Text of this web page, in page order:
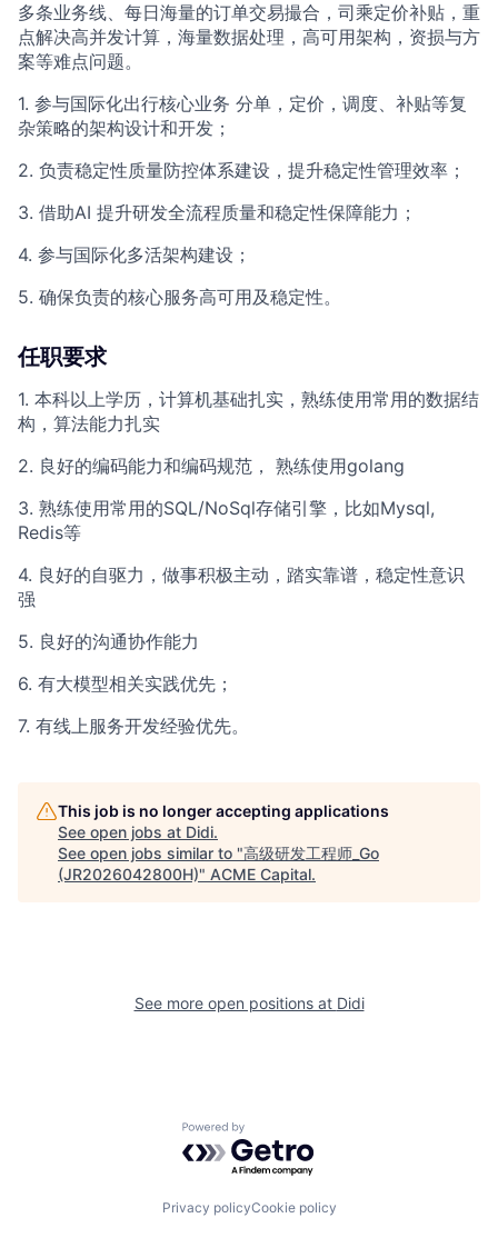
多条业务线、每日海量的订单交易撮合，司乘定价补贴，重
点解决高并发计算，海量数据处理，高可用架构，资损与方
案等难点问题。
1. 参与国际化出行核心业务 分单，定价，调度、补贴等复
杂策略的架构设计和开发；
2. 负责稳定性质量防控体系建设，提升稳定性管理效率；
3. 借助AI 提升研发全流程质量和稳定性保障能力；
4. 参与国际化多活架构建设；
5. 确保负责的核心服务高可用及稳定性。
任职要求
1. 本科以上学历，计算机基础扎实，熟练使用常用的数据结
构，算法能力扎实
2. 良好的编码能力和编码规范， 熟练使用golang
3. 熟练使用常用的SQL/NoSql存储引擎，比如Mysql,
Redis等
4. 良好的自驱力，做事积极主动，踏实靠谱，稳定性意识
强
5. 良好的沟通协作能力
6. 有大模型相关实践优先；
7. 有线上服务开发经验优先。
This job is no longer accepting applications
See open jobs at Didi.
See open jobs similar to "高级研发工程师_Go
(JR2026042800H)" ACME Capital.
See more open positions at Didi
Powered by Getro.com
Privacy policyCookie policy